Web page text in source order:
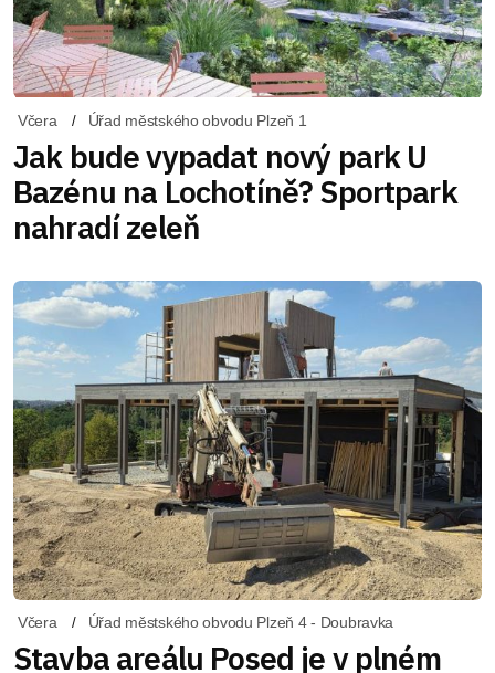
Včera Úřad městského obvodu Plzeň 1
Jak bude vypadat nový park U
Bazénu na Lochotíně? Sportpark
nahradí zeleň
Včera Úřad městského obvodu Plzeň 4 - Doubravka
Stavba areálu Posed je v plném